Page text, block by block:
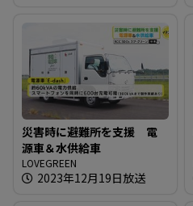
災害時に避難所を支援 電
源車＆水供給車
LOVEGREEN
2023年12月19日放送